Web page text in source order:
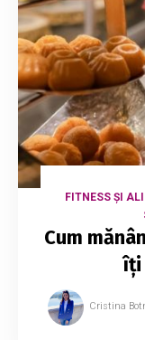
FITNESS ȘI
Cum
îți
Cristina